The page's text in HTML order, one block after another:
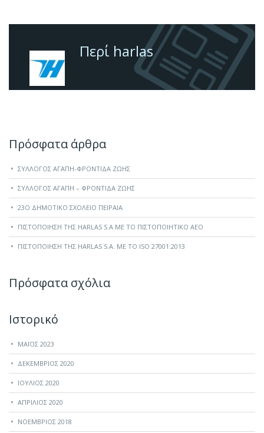
Περί harlas
Πρόσφατα άρθρα
ΣΎΛΛΟΓΟΣ ΑΓΆΠΗ-ΦΡΟΝΤΊΔΑ ΖΩΉΣ
ΣΎΛΛΟΓΟΣ ΑΓΆΠΗ – ΦΡΟΝΤΊΔΑ ΖΩΉΣ
23O ΔΗΜΟΤΙΚΌ ΣΧΟΛΕΊΟ ΠΕΙΡΑΙΆ
ΠΙΣΤΟΠΟΊΗΣΗ ΤΗΣ HARLAS S.A ΜΕ ΤΟ ΠΙΣΤΟΠΟΙΗΤΙΚΌ ΑΕΟ
ΠΙΣΤΟΠΟΊΗΣΗ ΤΗΣ HARLAS S.A. ΜΕ ΤΟ ISO 27001:2013
Πρόσφατα σχόλια
Ιστορικό
ΜΆΙΟΣ 2023
ΔΕΚΈΜΒΡΙΟΣ 2020
ΙΟΎΛΙΟΣ 2020
ΑΠΡΊΛΙΟΣ 2020
ΝΟΈΜΒΡΙΟΣ 2018